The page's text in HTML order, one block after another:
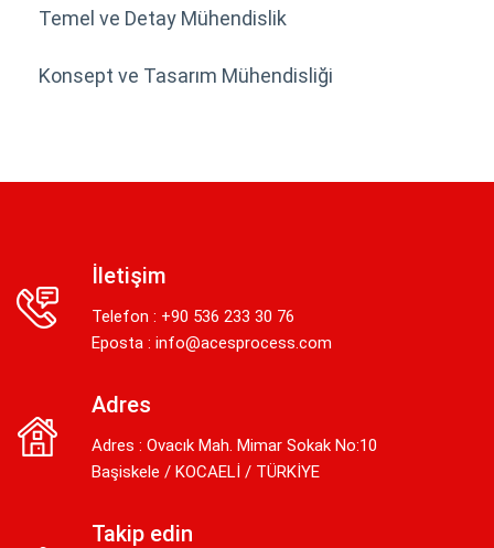
Temel ve Detay Mühendislik
Konsept ve Tasarım Mühendisliği
İletişim
Telefon : +90 536 233 30 76
Eposta : info@acesprocess.com
Adres
Adres : Ovacık Mah. Mimar Sokak No:10
Başiskele / KOCAELİ / TÜRKİYE
Takip edin